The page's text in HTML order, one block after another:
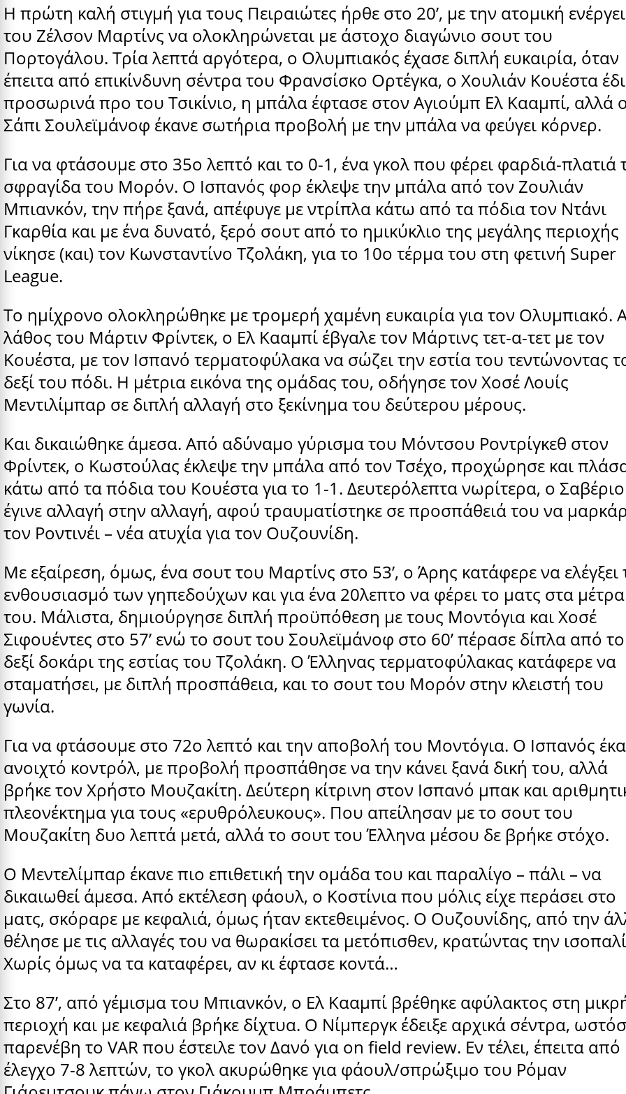
Η πρώτη καλή στιγμή για τους Πειραιώτες ήρθε στο 20’, με την ατομική
του Ζέλσον Μαρτίνς να ολοκληρώνεται με άστοχο διαγώνιο σουτ του
Πορτογάλου. Τρία λεπτά αργότερα, ο Ολυμπιακός έχασε διπλή ευκαιρία, όταν
έπειτα από επικίνδυνη σέντρα του Φρανσίσκο Ορτέγκα, ο Χουλιάν Κουέστα
προσωρινά προ του Τσικίνιο, η μπάλα έφτασε στον Αγιούμπ Ελ Κααμπί, αλλά
Σάπι Σουλεϊμάνοφ έκανε σωτήρια προβολή με την μπάλα να φεύγει κόρνερ.
Για να φτάσουμε στο 35ο λεπτό και το 0-1, ένα γκολ που φέρει φαρδιά-πλατιά
σφραγίδα του Μορόν. Ο Ισπανός φορ έκλεψε την μπάλα από τον Ζουλιάν
Μπιανκόν, την πήρε ξανά, απέφυγε με ντρίπλα κάτω από τα πόδια τον Ντάνι
Γκαρθία και με ένα δυνατό, ξερό σουτ από το ημικύκλιο της μεγάλης περιοχής
νίκησε (και) τον Κωνσταντίνο Τζολάκη, για το 10ο τέρμα του στη φετινή Super
League.
Το ημίχρονο ολοκληρώθηκε με τρομερή χαμένη ευκαιρία για τον Ολυμπιακό.
λάθος του Μάρτιν Φρίντεκ, ο Ελ Κααμπί έβγαλε τον Μάρτινς τετ-α-τετ με τον
Κουέστα, με τον Ισπανό τερματοφύλακα να σώζει την εστία του τεντώνοντας
δεξί του πόδι. Η μέτρια εικόνα της ομάδας του, οδήγησε τον Χοσέ Λουίς
Μεντιλίμπαρ σε διπλή αλλαγή στο ξεκίνημα του δεύτερου μέρους.
Και δικαιώθηκε άμεσα. Από αδύναμο γύρισμα του Μόντσου Ροντρίγκεθ στον
Φρίντεκ, ο Κωστούλας έκλεψε την μπάλα από τον Τσέχο, προχώρησε και
κάτω από τα πόδια του Κουέστα για το 1-1. Δευτερόλεπτα νωρίτερα, ο Σαβέριο
έγινε αλλαγή στην αλλαγή, αφού τραυματίστηκε σε προσπάθειά του να
τον Ροντινέι – νέα ατυχία για τον Ουζουνίδη.
Με εξαίρεση, όμως, ένα σουτ του Μαρτίνς στο 53’, ο Άρης κατάφερε να ελέγξει
ενθουσιασμό των γηπεδούχων και για ένα 20λεπτο να φέρει το ματς στα μέτρα
του. Μάλιστα, δημιούργησε διπλή προϋπόθεση με τους Μοντόγια και Χοσέ
Σιφουέντες στο 57’ ενώ το σουτ του Σουλεϊμάνοφ στο 60’ πέρασε δίπλα από το
δεξί δοκάρι της εστίας του Τζολάκη. Ο Έλληνας τερματοφύλακας κατάφερε να
σταματήσει, με διπλή προσπάθεια, και το σουτ του Μορόν στην κλειστή του
γωνία.
Για να φτάσουμε στο 72ο λεπτό και την αποβολή του Μοντόγια. Ο Ισπανός
ανοιχτό κοντρόλ, με προβολή προσπάθησε να την κάνει ξανά δική του, αλλά
βρήκε τον Χρήστο Μουζακίτη. Δεύτερη κίτρινη στον Ισπανό μπακ και
πλεονέκτημα για τους «ερυθρόλευκους». Που απείλησαν με το σουτ του
Μουζακίτη δυο λεπτά μετά, αλλά το σουτ του Έλληνα μέσου δε βρήκε στόχο.
Ο Μεντελίμπαρ έκανε πιο επιθετική την ομάδα του και παραλίγο – πάλι – να
δικαιωθεί άμεσα. Από εκτέλεση φάουλ, ο Κοστίνια που μόλις είχε περάσει στο
ματς, σκόραρε με κεφαλιά, όμως ήταν εκτεθειμένος. Ο Ουζουνίδης, από την
θέλησε με τις αλλαγές του να θωρακίσει τα μετόπισθεν, κρατώντας την
Χωρίς όμως να τα καταφέρει, αν κι έφτασε κοντά…
Στο 87’, από γέμισμα του Μπιανκόν, ο Ελ Κααμπί βρέθηκε αφύλακτος στη
περιοχή και με κεφαλιά βρήκε δίχτυα. Ο Νίμπεργκ έδειξε αρχικά σέντρα,
παρενέβη το VAR που έστειλε τον Δανό για on field review. Εν τέλει, έπειτα από
έλεγχο 7-8 λεπτών, το γκολ ακυρώθηκε για φάουλ/σπρώξιμο του Ρόμαν